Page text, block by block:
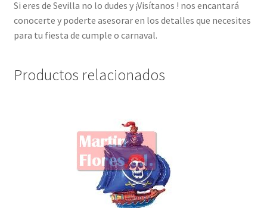
Si eres de Sevilla no lo dudes y ¡Visítanos ! nos encantará
conocerte y poderte asesorar en los detalles que necesites
para tu fiesta de cumple o carnaval.
Productos relacionados